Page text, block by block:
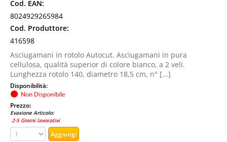
Cod. EAN:
8024929265984
Cod. Produttore:
416598
Asciugamani in rotolo Autocut. Asciugamani in pura
cellulosa, qualità superior di colore bianco, a 2 veli.
Lunghezza rotolo 140, diametro 18,5 cm, n° [...]
Disponibilità:
Non Disponibile
Prezzo:
Evasione Articolo:
2-5 Giorni lavorativi